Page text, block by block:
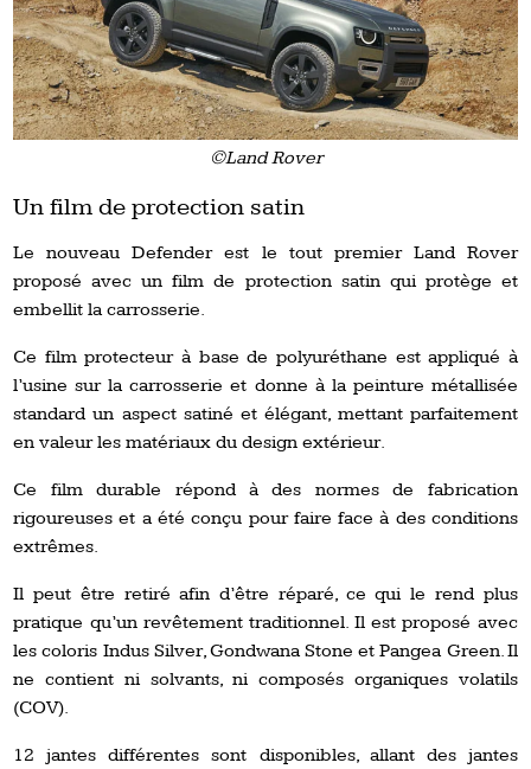
©Land Rover
Un film de protection satin
Le nouveau Defender est le tout premier Land Rover
proposé avec un film de protection satin qui protège et
embellit la carrosserie.
Ce film protecteur à base de polyuréthane est appliqué à
l’usine sur la carrosserie et donne à la peinture métallisée
standard un aspect satiné et élégant, mettant parfaitement
en valeur les matériaux du design extérieur.
Ce film durable répond à des normes de fabrication
rigoureuses et a été conçu pour faire face à des conditions
extrêmes.
Il peut être retiré afin d’être réparé, ce qui le rend plus
pratique qu’un revêtement traditionnel. Il est proposé avec
les coloris Indus Silver, Gondwana Stone et Pangea Green. Il
ne contient ni solvants, ni composés organiques volatils
(COV).
12 jantes différentes sont disponibles, allant des jantes